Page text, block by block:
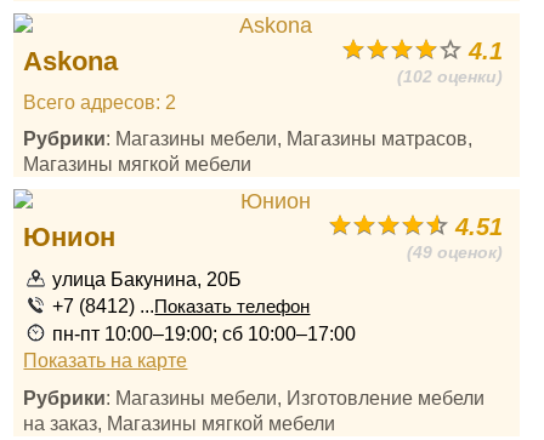
4.1
(102 оценки)
Askona
Всего адресов: 2
Рубрики: Магазины мебели, Магазины матрасов,
Магазины мягкой мебели
4.51
(49 оценок)
Юнион
улица Бакунина, 20Б
+7 (8412) ...Показать телефон
пн-пт 10:00–19:00; сб 10:00–17:00
Показать на карте
Рубрики: Магазины мебели, Изготовление мебели
на заказ, Магазины мягкой мебели